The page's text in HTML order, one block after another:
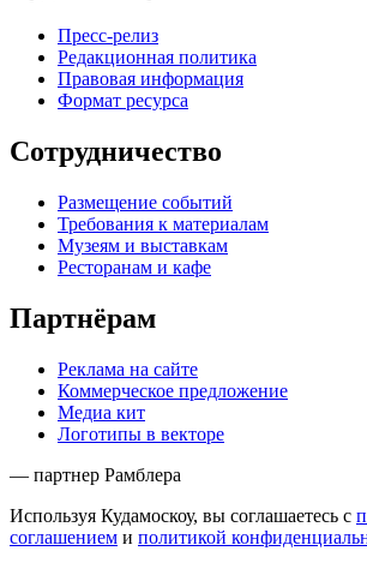
Пресс-релиз
Редакционная политика
Правовая информация
Формат ресурса
Сотрудничество
Размещение событий
Требования к материалам
Музеям и выставкам
Ресторанам и кафе
Партнёрам
Реклама на сайте
Коммерческое предложение
Медиа кит
Логотипы в векторе
— партнер Рамблера
Используя Кудамоскоу, вы соглашаетесь с
соглашением и политикой